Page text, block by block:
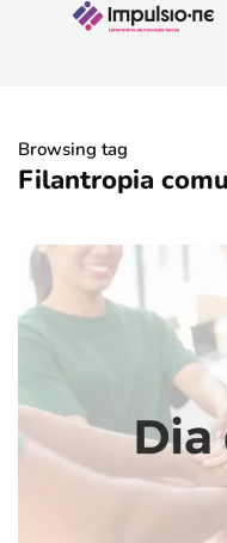
Browsing tag
Filantropia